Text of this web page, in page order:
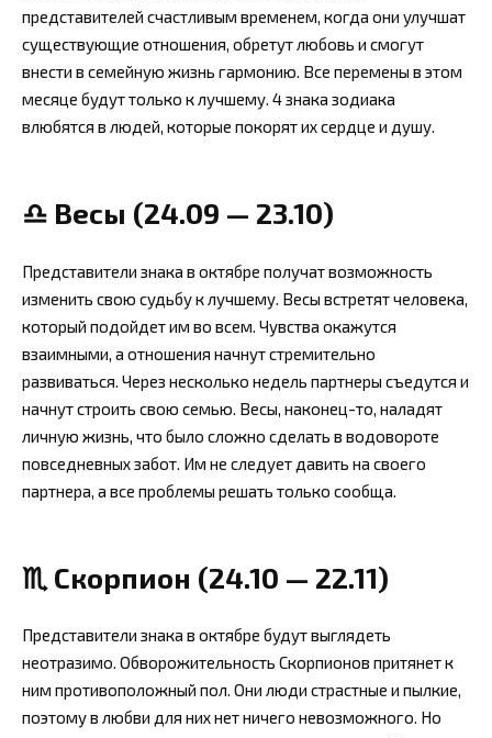
представителей счастливым временем, когда они улучшат
существующие отношения, обретут любовь и смогут
внести в семейную жизнь гармонию. Все перемены в этом
месяце будут только к лучшему. 4 знака зодиака
влюбятся в людей, которые покорят их сердце и душу.
♎ Весы (24.09 — 23.10)
Представители знака в октябре получат возможность
изменить свою судьбу к лучшему. Весы встретят человека,
который подойдет им во всем. Чувства окажутся
взаимными, а отношения начнут стремительно
развиваться. Через несколько недель партнеры съедутся и
начнут строить свою семью. Весы, наконец-то, наладят
личную жизнь, что было сложно сделать в водовороте
повседневных забот. Им не следует давить на своего
партнера, а все проблемы решать только сообща.
♏ Скорпион (24.10 — 22.11)
Представители знака в октябре будут выглядеть
неотразимо. Обворожительность Скорпионов притянет к
ним противоположный пол. Они люди страстные и пылкие,
поэтому в любви для них нет ничего невозможного. Но